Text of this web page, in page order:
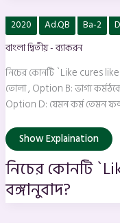
2020 Ad.QB Ba-2
বাংলা দ্বিতীয় - ব্যাকরন
নিচের কোনটি `Like cures
তোলা , Option B: ভাগ্য
Option D: যেমন কর্ম তেমন
নিচের
কোনটি
`Like
cures
এর
যথার্থ
বঙ্গানুবাদ?
Show Explaination
নিচের কোনটি
বঙ্গানুবাদ?